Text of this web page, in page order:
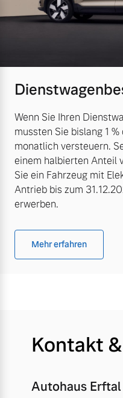
Wenn Sie Ihren
mussten Sie bislang 1
monatlich versteuern.
einem halbierten Anteil
Sie ein Fahrzeug mit
Antrieb bis zum
erwerben.
Mehr erfahren
Kontakt
Autohaus Erftal